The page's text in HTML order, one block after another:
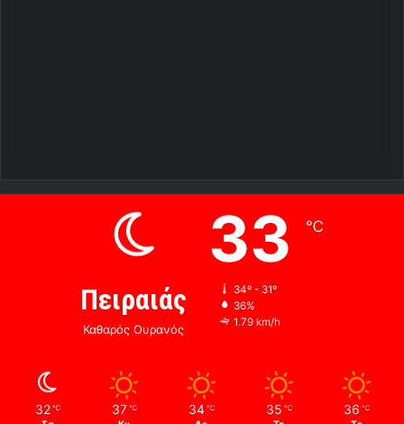
Πειραιάς
Καθαρός Ουρανός
33 ℃
34º - 31º
36%
1.79 km/h
32 ℃ 37 ℃ 34 ℃ 35 ℃ 36 ℃